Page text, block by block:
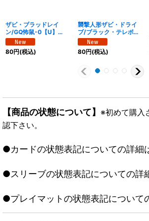
ザビ・ブラッドレイ
ン/GQ怖鼠-0【U】
{25EX443b/65/43a/6
5}《闇》
80円(税込)
襲撃人形ザビ・ドライ
ブ/ブラック・テレポー
トホール【U】
{25EX442/65}《闇》
80円(税込)
【商品の状態について】 ※初めて購入
認下さい。
●カードの状態表記についての詳細
●スリーブの状態表記についての詳
●プレイマットの状態表記について